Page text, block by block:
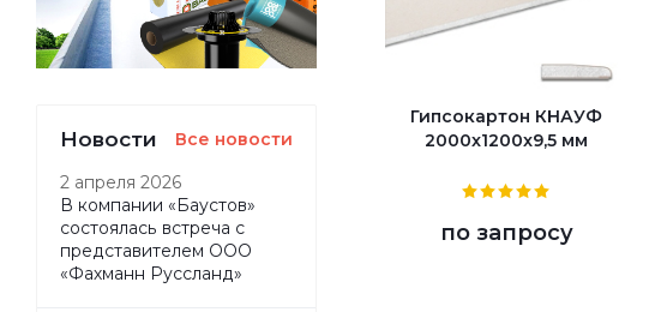
Гипсокартон КНАУФ
2000x1200x9,5 мм
по запросу
Новости Все новости
2 апреля 2026
В компании «Баустов»
состоялась встреча с
представителем ООО
«Фахманн Руссланд»